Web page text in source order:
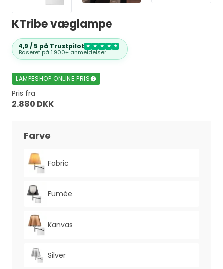
KTribe væglampe
4,9 / 5 på Trustpilot ★ ★ ★ ★ ★
Baseret på 1.900+ anmeldelser
LAMPESHOP ONLINE PRIS
Pris fra
2.880 DKK
Farve
Fabric
Fumée
Kanvas
Silver